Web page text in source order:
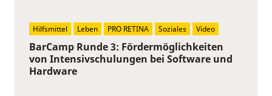
BarCamp Runde 3: Fördermöglichkeiten
von Intensivschulungen bei Software und
Hardware
Hilfsmittel Leben PRO RETINA Soziales Video